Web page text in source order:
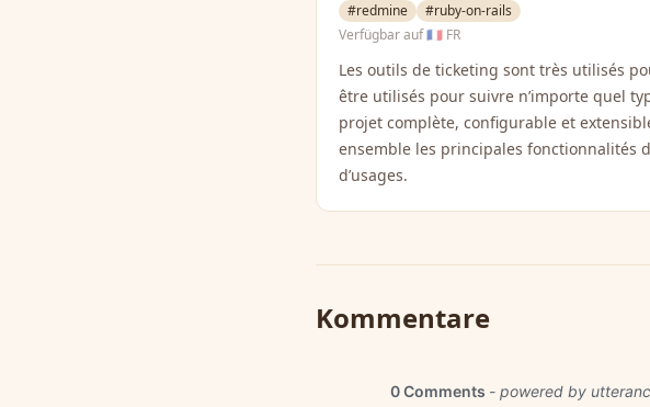
#redmine
#ruby-on-rails
Verfügbar auf🇫🇷 FR
Les outils de ticketing sont très utilisés
être utilisés pour suivre n’importe quel
projet complète, configurable et
ensemble les principales fonctionnalités
d’usages.
Kommentare